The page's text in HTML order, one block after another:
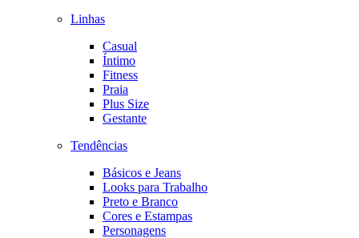
Linhas
Casual
Íntimo
Fitness
Praia
Plus Size
Gestante
Tendências
Básicos e Jeans
Looks para Trabalho
Preto e Branco
Cores e Estampas
Personagens